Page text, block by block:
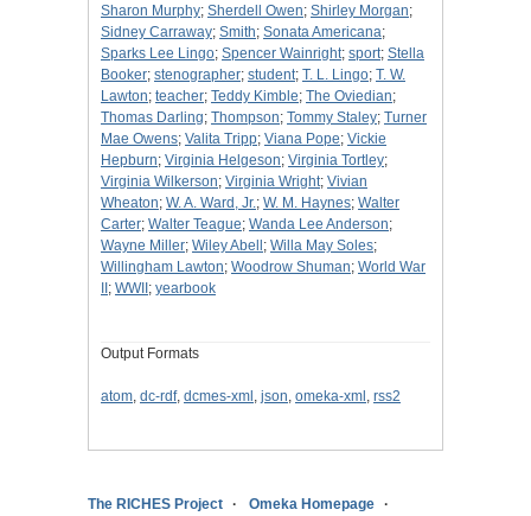
Sharon Murphy; Sherdell Owen; Shirley Morgan;
Sidney Carraway; Smith; Sonata Americana;
Sparks Lee Lingo; Spencer Wainright; sport; Stella
Booker; stenographer; student; T. L. Lingo; T. W.
Lawton; teacher; Teddy Kimble; The Oviedian;
Thomas Darling; Thompson; Tommy Staley; Turner
Mae Owens; Valita Tripp; Viana Pope; Vickie
Hepburn; Virginia Helgeson; Virginia Tortley;
Virginia Wilkerson; Virginia Wright; Vivian
Wheaton; W. A. Ward, Jr.; W. M. Haynes; Walter
Carter; Walter Teague; Wanda Lee Anderson;
Wayne Miller; Wiley Abell ; Willa May Soles;
Willingham Lawton; Woodrow Shuman; World War
; WWII ; yearbook
Output Formats
atom, dc-rdf, dcmes-xml , json, omeka-xml , rss2
The RICHES Project Omeka Homepage